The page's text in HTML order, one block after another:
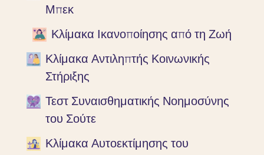
Μπεκ
Κλίμακα Ικανοποίησης από τη Ζωή
Κλίμακα Αντιληπτής Κοινωνικής
Στήριξης
Τεστ Συναισθηματικής Νοημοσύνης
του Σούτε
Κλίμακα Αυτοεκτίμησης του